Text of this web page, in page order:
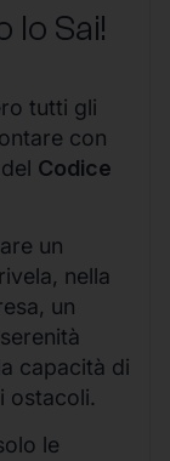
lo Sai!
tutti gli
con
Codice
un
nella
un
capacità di
ostacoli.
le